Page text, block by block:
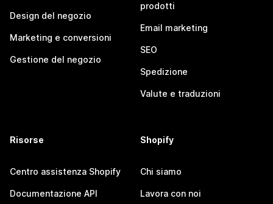
Design del negozio
Marketing e conversioni
Gestione del negozio
prodotti
Email marketing
SEO
Spedizione
Valute e traduzioni
Risorse
Centro assistenza Shopify
Documentazione API
Shopify
Chi siamo
Lavora con noi